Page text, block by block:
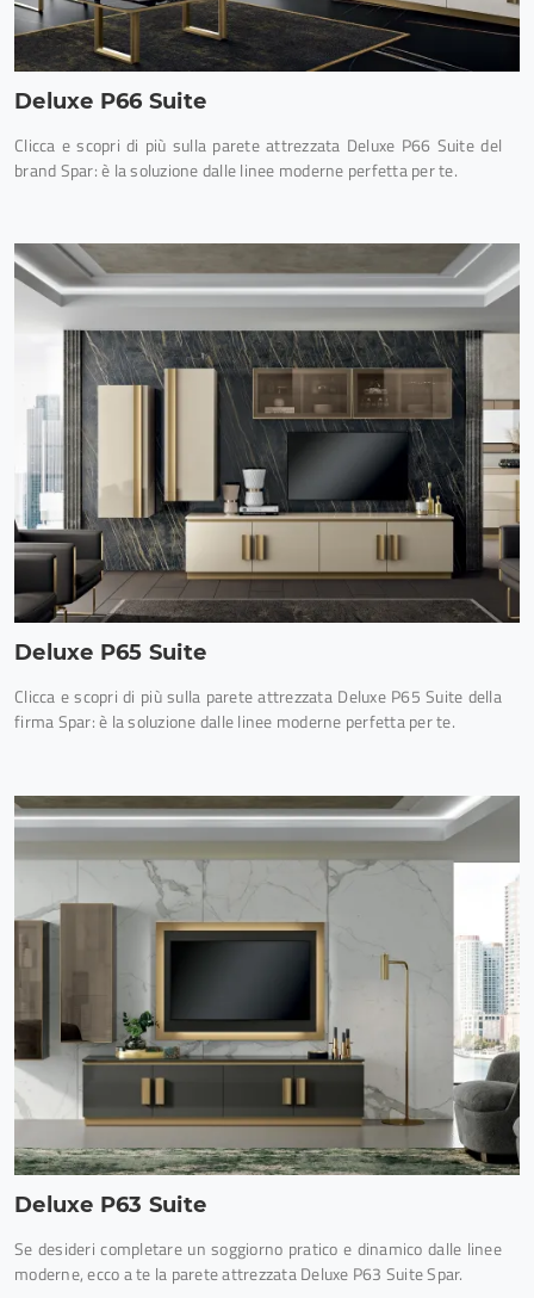
Deluxe P66 Suite
Clicca e scopri di più sulla parete attrezzata Deluxe P66 Suite del
brand Spar: è la soluzione dalle linee moderne perfetta per te.
Deluxe P65 Suite
Clicca e scopri di più sulla parete attrezzata Deluxe P65 Suite della
firma Spar: è la soluzione dalle linee moderne perfetta per te.
Deluxe P63 Suite
Se desideri completare un soggiorno pratico e dinamico dalle linee
moderne, ecco a te la parete attrezzata Deluxe P63 Suite Spar.